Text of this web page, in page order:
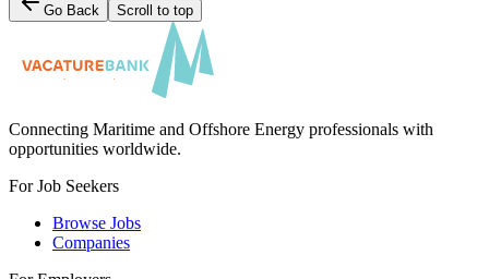
Go Back Scroll to top
Connecting Maritime and Offshore Energy professionals with
opportunities worldwide.
For Job Seekers
Browse Jobs
Companies